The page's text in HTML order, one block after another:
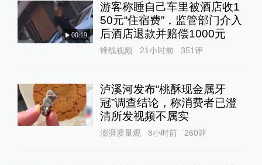
00:19
游客称睡自己车里被酒店收1
50元“住宿费”，监管部门介入
后酒店退款并赔偿1000元
锋线视频 21小时前 351评
泸溪河发布“桃酥现金属牙
冠”调查结论，称消费者已澄
清所发视频不属实
澎湃质量观 8小时前 260评